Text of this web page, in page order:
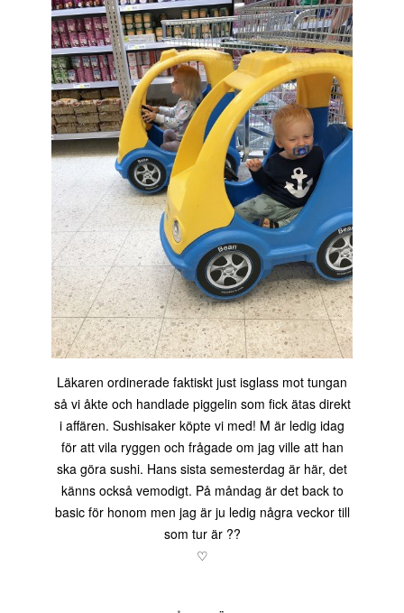
Läkaren ordinerade faktiskt just isglass mot tungan
så vi åkte och handlade piggelin som fick ätas direkt
i affären. Sushisaker köpte vi med! M är ledig idag
för att vila ryggen och frågade om jag ville att han
ska göra sushi. Hans sista semesterdag är här, det
känns också vemodigt. På måndag är det back to
basic för honom men jag är ju ledig några veckor till
som tur är ??
♡